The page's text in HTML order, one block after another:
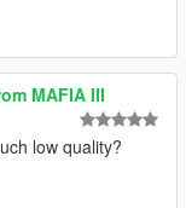
MAFIA III
low quality?